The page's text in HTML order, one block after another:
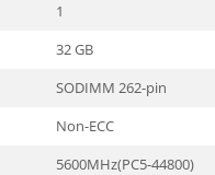
1
32 GB
SODIMM 262-pin
Non-ECC
5600MHz(PC5-44800)